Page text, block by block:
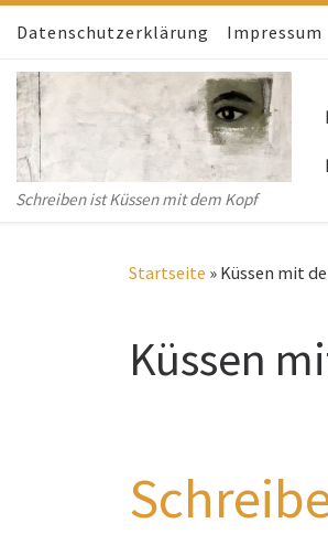
Zum Inhalt springen
Datenschutzerklärung Impressum
Schreiben ist Küssen mit dem Kopf
Startseite » Küssen mit
Küssen